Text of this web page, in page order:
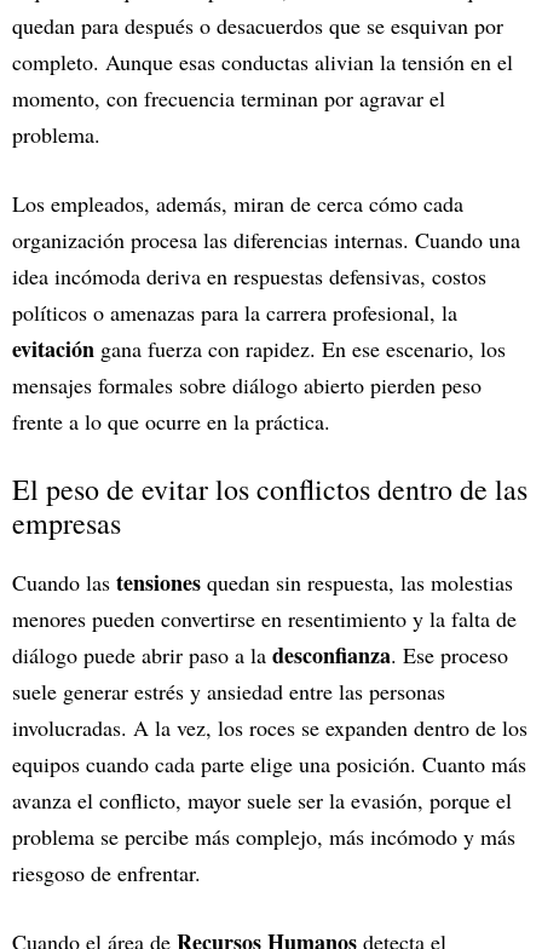
quedan para después o desacuerdos que se esquivan por
completo. Aunque esas conductas alivian la tensión en el
momento, con frecuencia terminan por agravar el
problema.
Los empleados, además, miran de cerca cómo cada
organización procesa las diferencias internas. Cuando una
idea incómoda deriva en respuestas defensivas, costos
políticos o amenazas para la carrera profesional, la
evitación gana fuerza con rapidez. En ese escenario, los
mensajes formales sobre diálogo abierto pierden peso
frente a lo que ocurre en la práctica.
El peso de evitar los conflictos dentro de las
empresas
Cuando las tensiones quedan sin respuesta, las molestias
menores pueden convertirse en resentimiento y la falta de
diálogo puede abrir paso a la desconfianza. Ese proceso
suele generar estrés y ansiedad entre las personas
involucradas. A la vez, los roces se expanden dentro de los
equipos cuando cada parte elige una posición. Cuanto más
avanza el conflicto, mayor suele ser la evasión, porque el
problema se percibe más complejo, más incómodo y más
riesgoso de enfrentar.
Cuando el área de Recursos Humanos detecta el